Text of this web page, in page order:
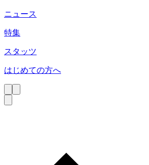
ニュース
特集
スタッツ
はじめての方へ